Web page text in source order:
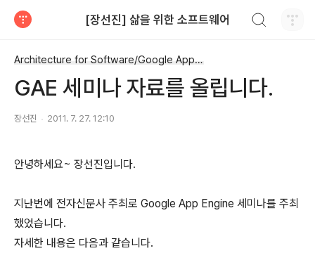
[장선진] 삶을 위한 소프트웨어
Architecture for Software/Google App Engine
GAE 세미나 자료를 올립니다.
장선진 2011. 7. 27. 12:10
안녕하세요~ 장선진입니다.
지난번에 전자신문사 주최로 Google App Engine 세미나를 주최
했었습니다.
자세한 내용은 다음과 같습니다.